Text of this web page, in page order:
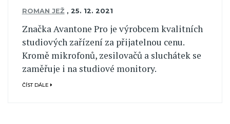
ROMAN JEŽ , 25. 12. 2021
Značka Avantone Pro je výrobcem kvalitních
studiových zařízení za přijatelnou cenu.
Kromě mikrofonů, zesilovačů a sluchátek se
zaměřuje i na studiové monitory.
ČÍST DÁLE